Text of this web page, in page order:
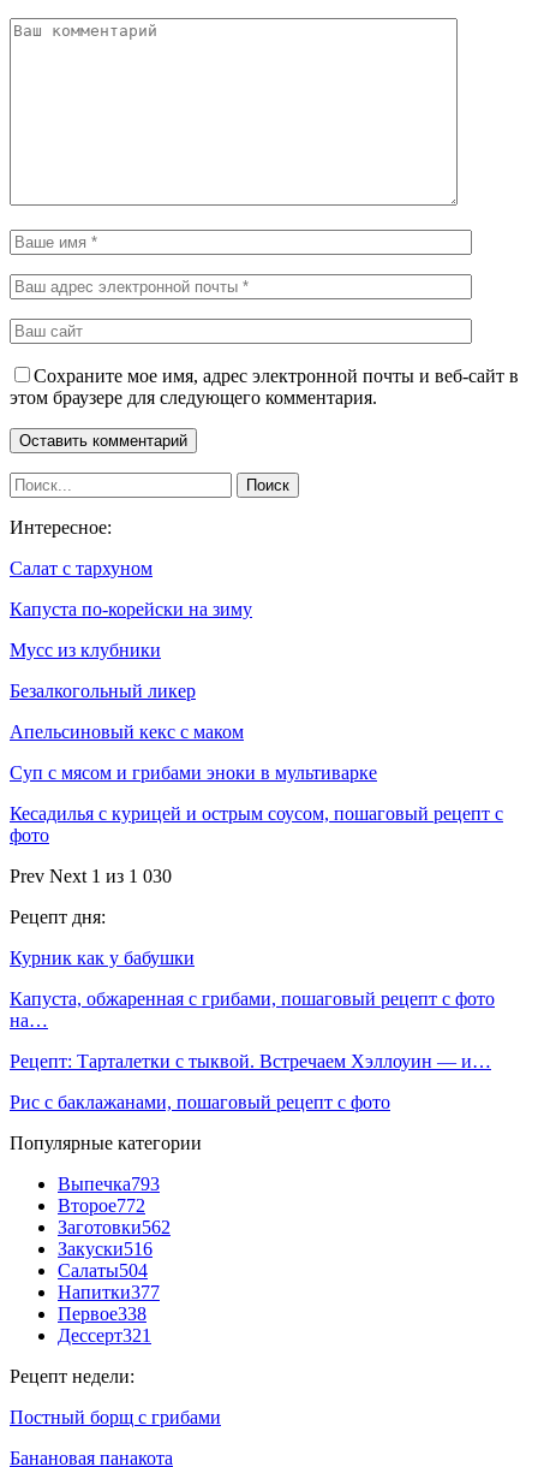
Сохраните мое имя, адрес электронной почты и веб-сайт в
этом браузере для следующего комментария.
Интересное:
Салат с тархуном
Капуста по-корейски на зиму
Мусс из клубники
Безалкогольный ликер
Апельсиновый кекс с маком
Суп с мясом и грибами эноки в мультиварке
Кесадилья с курицей и острым соусом, пошаговый рецепт с
фото
Prev Next 1 из 1 030
Рецепт дня:
Курник как у бабушки
Капуста, обжаренная с грибами, пошаговый рецепт с фото
на…
Рецепт: Тарталетки с тыквой. Встречаем Хэллоуин — и…
Рис с баклажанами, пошаговый рецепт с фото
Популярные категории
Выпечка793
Второе772
Заготовки562
Закуски516
Салаты504
Напитки377
Первое338
Дессерт321
Рецепт недели:
Постный борщ с грибами
Банановая панакота